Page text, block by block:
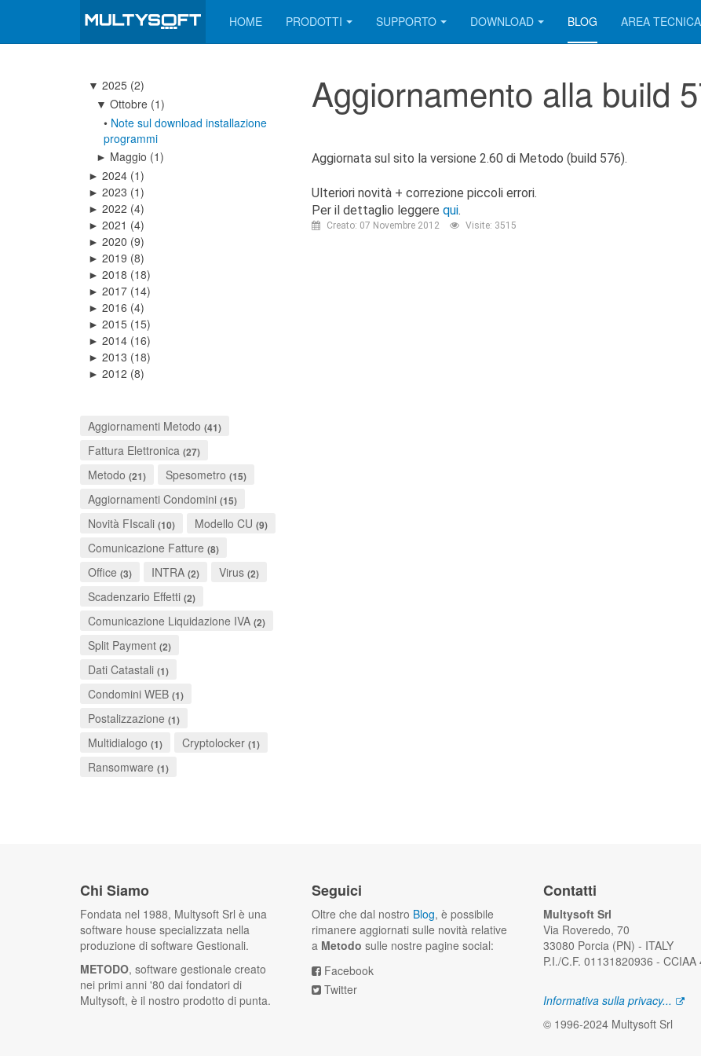
HOME PRODOTTI SUPPORTO DOWNLOAD BLOG AREA TECNICA
Aggiornamento alla build
Aggiornata sul sito la versione 2.60 di Metodo (build 576).
Ulteriori novità + correzione piccoli errori.
Per il dettaglio leggere qui.
Creato: 07 Novembre 2012 Visite: 3515
▼ 2025 (2)
▼ Ottobre (1)
• Note sul download installazione
programmi
► Maggio (1)
► 2024 (1)
► 2023 (1)
► 2022 (4)
► 2021 (4)
► 2020 (9)
► 2019 (8)
► 2018 (18)
► 2017 (14)
► 2016 (4)
► 2015 (15)
► 2014 (16)
► 2013 (18)
► 2012 (8)
Aggiornamenti Metodo (41)
Fattura Elettronica (27)
Metodo (21) Spesometro (15)
Aggiornamenti Condomini (15)
Novità FIscali (10) Modello CU (9)
Comunicazione Fatture (8)
Office (3) INTRA (2) Virus (2)
Scadenzario Effetti (2)
Comunicazione Liquidazione IVA (2)
Split Payment (2)
Dati Catastali (1)
Condomini WEB (1)
Postalizzazione (1)
Multidialogo (1) Cryptolocker (1)
Ransomware (1)
Chi Siamo
Fondata nel 1988, Multysoft Srl è una
software house specializzata nella
produzione di software Gestionali.
METODO, software gestionale creato
nei primi anni '80 dai fondatori di
Multysoft, è il nostro prodotto di punta.
Seguici
Oltre che dal nostro Blog, è possibile
rimanere aggiornati sulle novità relative
a Metodo sulle nostre pagine social:
Facebook
Twitter
Contatti
Multysoft Srl
Via Roveredo, 70
33080 Porcia (PN) - ITALY
P.I./C.F. 01131820936 - CCIAA
Informativa sulla privacy...
© 1996-2024 Multysoft Srl